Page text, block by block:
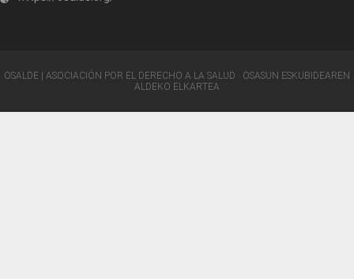
OSALDE | ASOCIACIÓN POR EL DERECHO A LA SALUD · OSASUN ESKUBIDEAREN
ALDEKO ELKARTEA